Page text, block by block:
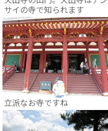
サイの寺で知られます
立派なお寺ですね